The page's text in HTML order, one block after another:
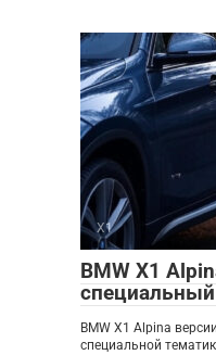
X1
BMW X1
BMW X1 Alpina
специальной